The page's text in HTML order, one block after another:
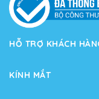
HỖ TRỢ KHÁCH
KÍNH MẮT